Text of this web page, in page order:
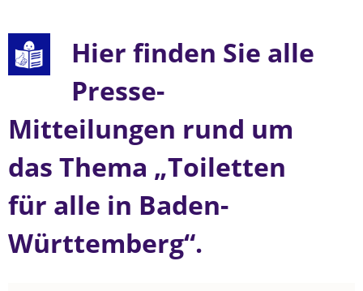
Hier finden Sie alle
Presse-
Mitteilungen rund um
das Thema „Toiletten
für alle in Baden-
Württemberg“.